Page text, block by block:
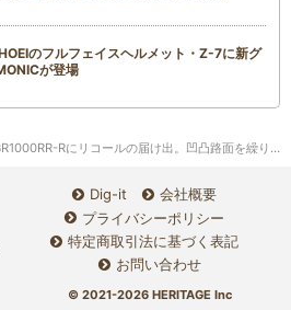
のフルフェイスヘルメット・Z-7に新グ
が登場
にリコールの届け出。凹凸路面を繰り返し走行すると走行安定性が損なわれる恐れあり
Dig-it
会社概要
プライバシーポリシー
特定商取引法に基づく表記
お問い合わせ
© 2021-2026 HERITAGE Inc